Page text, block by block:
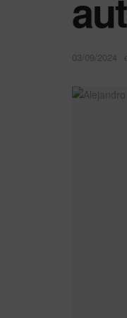
03/09/2024